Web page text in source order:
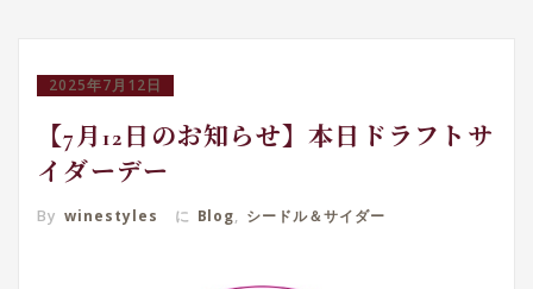
2025年7月12日
【7月12日のお知らせ】本日ドラフトサ
イダーデー
By winestyles に Blog, シードル＆サイダー